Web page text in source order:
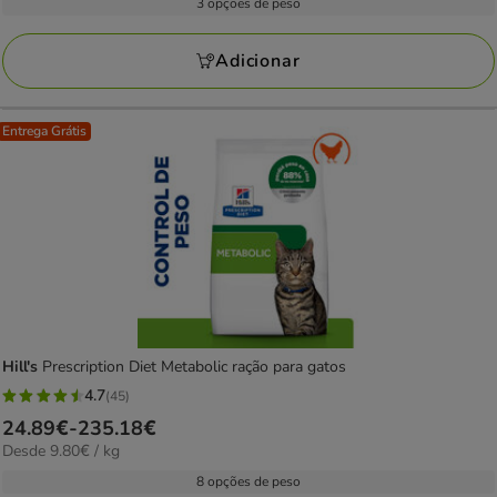
avaliações
68.99€
Adicionar
Entrega Grátis
Hill's Prescription Diet Metabolic ração para gatos
4.7
estrelas
com
4.7(45)
Preço
de
24.89€-235.18€
9.80€
Desde 9.80€ / kg
8 opções de peso